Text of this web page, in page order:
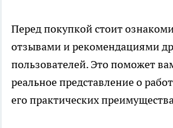
Перед покупкой стоит
отзывами и рекомендациями
пользователей. Это поможет
реальное представление о
его практических